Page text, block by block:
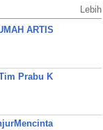
Lebih
ARTIS
Prabu K